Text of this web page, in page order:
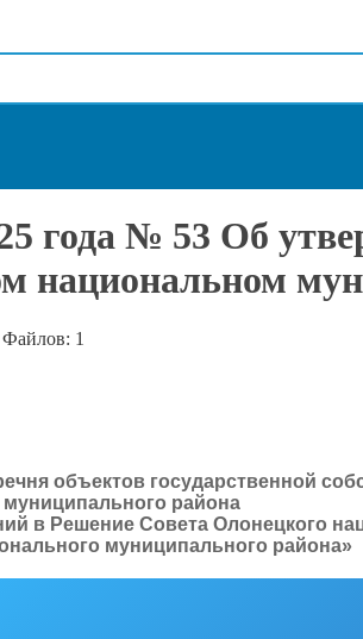
года № 53 Об
национальном
Файлов: 1
объектов государственной
района
в Решение Совета Олонецкого
муниципального района»